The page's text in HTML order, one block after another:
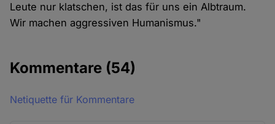
Leute nur klatschen, ist das für uns ein Albtraum.
Wir machen aggressiven Humanismus."
Kommentare (54)
Netiquette für Kommentare